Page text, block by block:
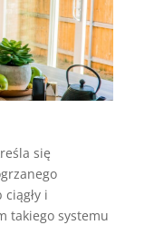
się
i
takiego systemu